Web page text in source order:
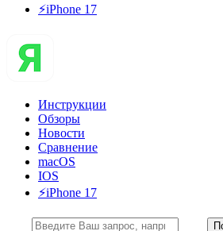
⚡️iPhone 17
Инструкции
Обзоры
Новости
Сравнение
macOS
IOS
⚡️iPhone 17